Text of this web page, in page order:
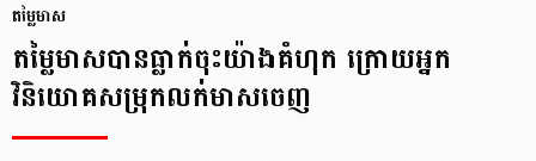
តម្លៃមាស
តម្លៃមាសបានធ្លាក់ចុះយ៉ាងគំហុក ក្រោយអ្នក
វិនិយោគសម្រុកលក់មាសចេញ